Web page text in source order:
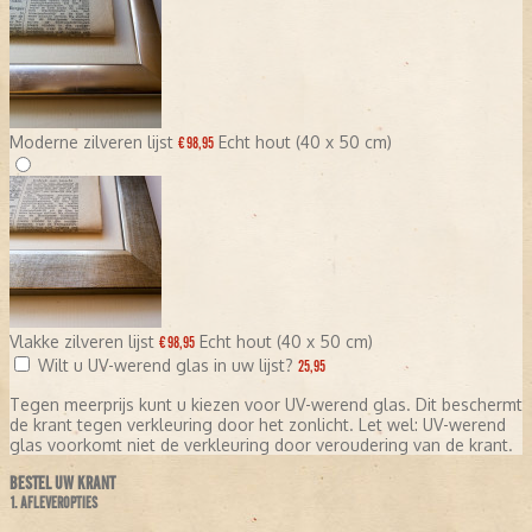
als innovatieve, ondernemende krant
Deze marketingstunt toont aan hoe creatief denken en het
organiseren van grote evenementen een krant nationale
bekendheid kunnen geven.
AD, DE HISTORISCHE KRANT (2018)
In2018 'AD, de historische krant'
met de meest spraakmakende gebeurtenissen van de afgelopen
70 jaar uit het Algemeen Dagblad. Deze publicatie biedt een uniek
overzicht van historische momenten zoals:
De Tour de France 1954
Belangrijke politieke ontwikkelingen
Sportieve hoogtepunten
De bundel is een waardevol document voor geschiedkundigen en
een nostalgisch geschenk voor liefhebbers van journalistieke
geschiedenis.
HET AD VANDAAG
Moderne zilveren lijst € 98,95 Echt hout (40 x 50 cm)
Vlakke zilveren lijst € 98,95 Echt hout (40 x 50 cm)
Wilt u UV-werend glas in uw lijst? 25,95
Tegen meerprijs kunt u kiezen voor UV-werend glas. Dit beschermt
de krant tegen verkleuring door het zonlicht. Let wel: UV-werend
glas voorkomt niet de verkleuring door veroudering van de krant.
BESTEL UW KRANT
1. AFLEVEROPTIES